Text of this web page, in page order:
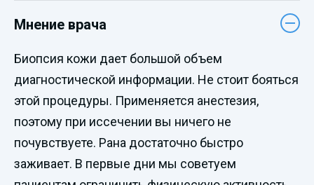
Мнение врача
Биопсия кожи дает большой объем
диагностической информации. Не стоит бояться
этой процедуры. Применяется анестезия,
поэтому при иссечении вы ничего не
почувствуете. Рана достаточно быстро
заживает. В первые дни мы советуем